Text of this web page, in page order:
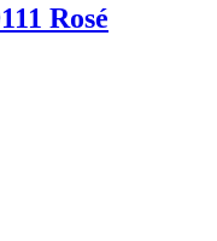
Rosé